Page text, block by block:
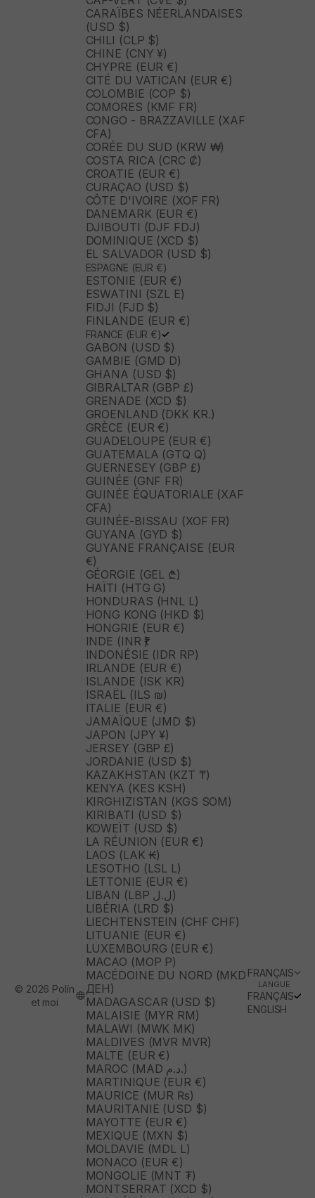
CARAÏBES NÉERLANDAISES
(USD $)
CHILI (CLP $)
CHINE (CNY ¥)
CHYPRE (EUR €)
CITÉ DU VATICAN (EUR €)
COLOMBIE (COP $)
COMORES (KMF FR)
CONGO - BRAZZAVILLE (XAF
CFA)
CORÉE DU SUD (KRW ₩)
COSTA RICA (CRC ₡)
CROATIE (EUR €)
CURAÇAO (USD $)
CÔTE D'IVOIRE (XOF FR)
DANEMARK (EUR €)
DJIBOUTI (DJF FDJ)
DOMINIQUE (XCD $)
EL SALVADOR (USD $)
ESPAGNE (EUR €)
ESTONIE (EUR €)
ESWATINI (SZL E)
FIDJI (FJD $)
FINLANDE (EUR €)
FRANCE (EUR €)
GABON (USD $)
GAMBIE (GMD D)
GHANA (USD $)
GIBRALTAR (GBP £)
GRENADE (XCD $)
GROENLAND (DKK KR.)
GRÈCE (EUR €)
GUADELOUPE (EUR €)
GUATEMALA (GTQ Q)
GUERNESEY (GBP £)
GUINÉE (GNF FR)
GUINÉE ÉQUATORIALE (XAF
CFA)
GUINÉE-BISSAU (XOF FR)
GUYANA (GYD $)
GUYANE FRANÇAISE (EUR
€)
GÉORGIE (GEL ₾)
HAÏTI (HTG G)
HONDURAS (HNL L)
HONG KONG (HKD $)
HONGRIE (EUR €)
INDE (INR ₹)
INDONÉSIE (IDR RP)
IRLANDE (EUR €)
ISLANDE (ISK KR)
ISRAËL (ILS ₪)
ITALIE (EUR €)
JAMAÏQUE (JMD $)
JAPON (JPY ¥)
JERSEY (GBP £)
JORDANIE (USD $)
KAZAKHSTAN (KZT ₸)
KENYA (KES KSH)
KIRGHIZISTAN (KGS SOM)
KIRIBATI (USD $)
KOWEÏT (USD $)
LA RÉUNION (EUR €)
LAOS (LAK ₭)
LESOTHO (LSL L)
LETTONIE (EUR €)
LIBAN (LBP ل.ل)
LIBÉRIA (LRD $)
LIECHTENSTEIN (CHF CHF)
LITUANIE (EUR €)
LUXEMBOURG (EUR €)
MACAO (MOP P)
MACÉDOINE DU NORD (MKD
ДЕН)
MADAGASCAR (USD $)
MALAISIE (MYR RM)
MALAWI (MWK MK)
MALDIVES (MVR MVR)
MALTE (EUR €)
MAROC (MAD د.م.)
MARTINIQUE (EUR €)
MAURICE (MUR ₨)
MAURITANIE (USD $)
MAYOTTE (EUR €)
MEXIQUE (MXN $)
MOLDAVIE (MDL L)
MONACO (EUR €)
MONGOLIE (MNT ₮)
MONTSERRAT (XCD $)
FRANÇAIS
LANGUE
FRANÇAIS
ENGLISH
© 2026 Polín
et moi